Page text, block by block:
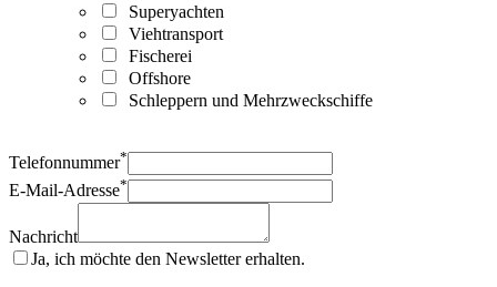
Superyachten
Viehtransport
Fischerei
Offshore
Schleppern und Mehrzweckschiffe
Telefonnummer*
E-Mail-Adresse*
Nachricht
Ja, ich möchte den Newsletter erhalten.